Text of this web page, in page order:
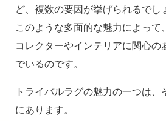
ど、複数の要因が挙げられるでし
このような多面的な魅力によって
コレクターやインテリアに関心の
でいるのです。
トライバルラグの魅力の一つは、
にあります。